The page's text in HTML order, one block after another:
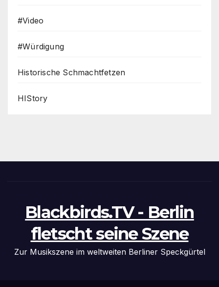
#Video
#Würdigung
Historische Schmachtfetzen
HIStory
Blackbirds.TV - Berlin
fletscht seine Szene
Zur Musikszene im weltweiten Berliner Speckgürtel